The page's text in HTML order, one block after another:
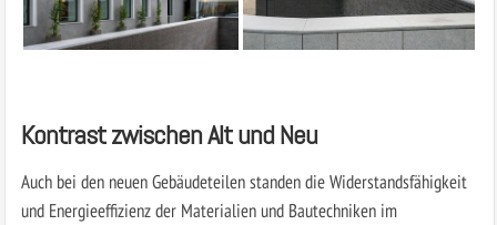
Kontrast zwischen Alt und Neu
Auch bei den neuen Gebäudeteilen standen die Widerstandsfähigkeit
und Energieeffizienz der Materialien und Bautechniken im